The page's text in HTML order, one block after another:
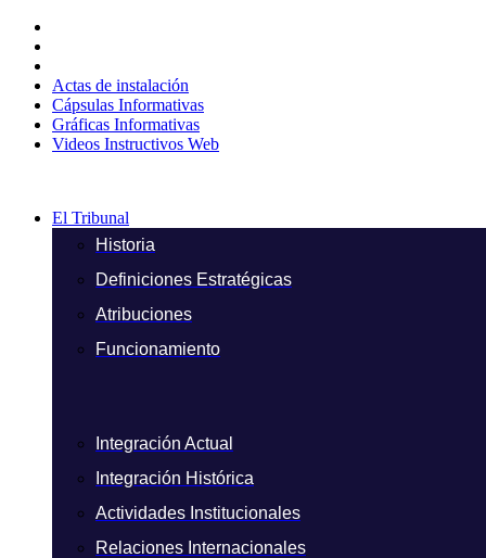
contenido
Actas de instalación
Cápsulas Informativas
Gráficas Informativas
Videos Instructivos Web
El Tribunal
Historia
Definiciones Estratégicas
Atribuciones
Funcionamiento
Integración Actual
Integración Histórica
Actividades Institucionales
Relaciones Internacionales